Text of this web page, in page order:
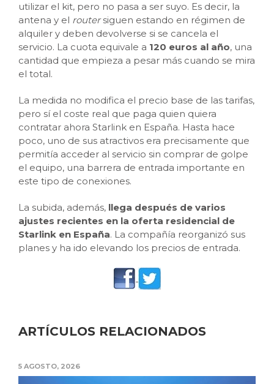
utilizar el kit, pero no pasa a ser suyo. Es decir, la
antena y el routersiguen estando en régimen de
alquiler y deben devolverse si se cancela el
servicio. La cuota equivale a 120 euros al año, una
cantidad que empieza a pesar más cuando se mira
el total.
La medida no modifica el precio base de las tarifas,
pero sí el coste real que paga quien quiera
contratar ahora Starlink en España. Hasta hace
poco, uno de sus atractivos era precisamente que
permitía acceder al servicio sin comprar de golpe
el equipo, una barrera de entrada importante en
este tipo de conexiones.
La subida, además, llega después de varios
ajustes recientes en la oferta residencial de
Starlink en España. La compañía reorganizó sus
planes y ha ido elevando los precios de entrada.
ARTÍCULOS RELACIONADOS
5 AGOSTO, 2026